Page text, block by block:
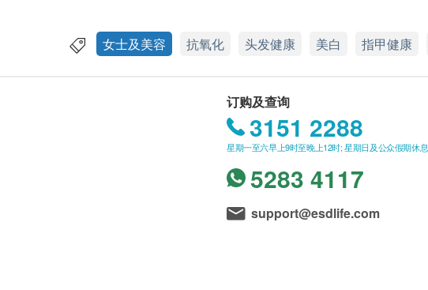
女士及美容 抗氧化 头发健康 美白 指甲健康
订购及查询
3151 2288
星期一至六早上9时至晚上12时; 星期日及公众假期休息
5283 4117
support@esdlife.com